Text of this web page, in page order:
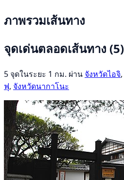
ภาพรวมเส้นทาง
จุดเด่นตลอดเส้นทาง (5)
5 จุดในระยะ 1 กม. ผ่าน จังหวัดไอจิ,
ฟุ, จังหวัดนากาโนะ